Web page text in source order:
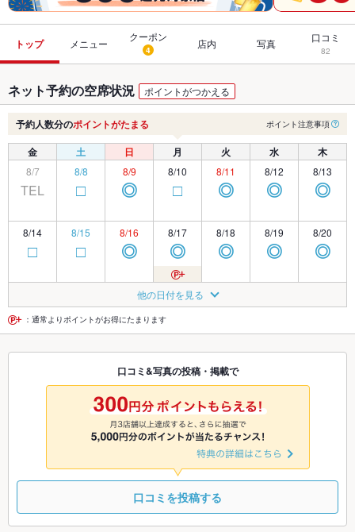
トップ メニュー
クーポン
4 店内 写真 口コミ
82
ネット予約の空席状況 ポイントがつかえる
予約人数分のポイントがたまる ポイント注意事項
金 土 日 月 火 水 木
8/7
TEL
8/8
□
8/9
◎
8/10
□
8/11
◎
8/12
◎
8/13
◎
8/14
□
8/15
□
8/16
◎
8/17
◎
8/18
◎
8/19
◎
8/20
◎
□ □
8/23
◎
8/24
◎
8/25
◎ ◎ ◎
8/28 8/29 8/30
◎
8/31
◎
9/1
◎
9/2 9/3
9/6
◎
9/7
◎
9/8
◎
他の日付を見る
：通常よりポイントがお得にたまります
口コミ&写真の投稿・掲載で
口コミを投稿する